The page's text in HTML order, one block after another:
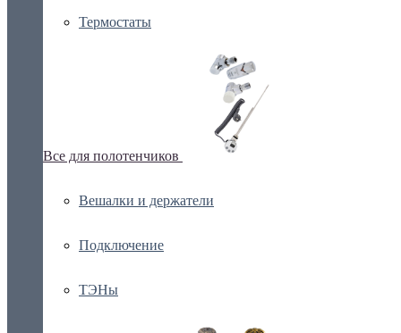
Термостаты
Все для полотенчиков
Вешалки и держатели
Подключение
ТЭНы